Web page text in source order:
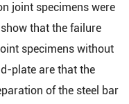
joint specimens were
that the failure
specimens without
plate are that the
of the steel bar